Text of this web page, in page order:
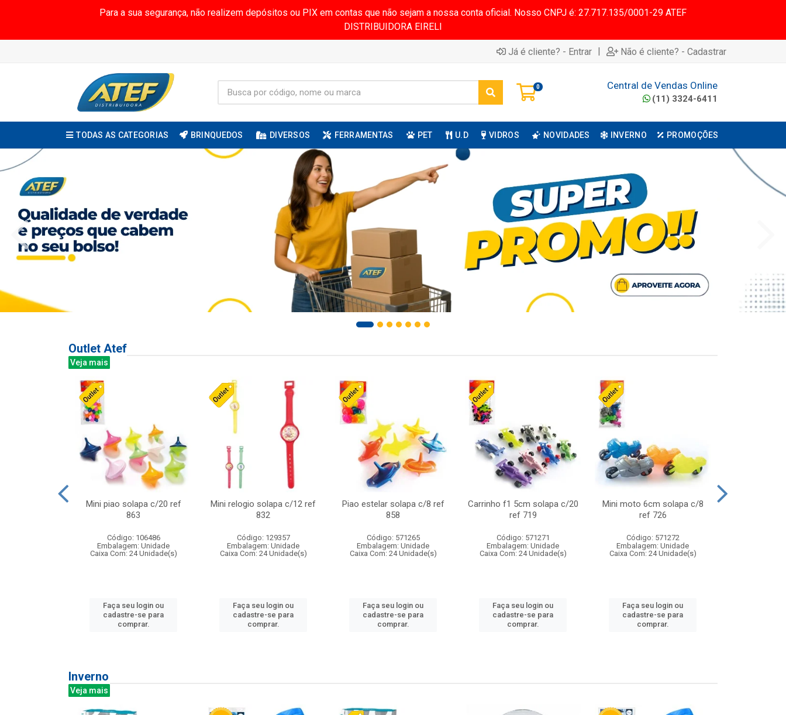
Para a sua segurança, não realizem depósitos ou PIX em contas que não sejam a nossa conta oficial. Nosso CNPJ é: 27.717.135/0001-29 ATEF
DISTRIBUIDORA EIRELI
Já é cliente? - Entrar | Não é cliente? - Cadastrar
0 Central de Vendas Online
(11) 3324-6411
TODAS AS CATEGORIAS BRINQUEDOS DIVERSOS FERRAMENTAS PET U.D VIDROS NOVIDADES INVERNO PROMOÇÕES
Outlet Atef
Veja mais
Mini piao solapa c/20 ref
863
Código: 106486
Embalagem: Unidade
Caixa Com: 24 Unidade(s)
Faça seu login ou
cadastre-se para
comprar.
Mini relogio solapa c/12 ref
832
Código: 129357
Embalagem: Unidade
Caixa Com: 24 Unidade(s)
Faça seu login ou
cadastre-se para
comprar.
Piao estelar solapa c/8 ref
858
Código: 571265
Embalagem: Unidade
Caixa Com: 24 Unidade(s)
Faça seu login ou
cadastre-se para
comprar.
Carrinho f1 5cm solapa c/20
ref 719
Código: 571271
Embalagem: Unidade
Caixa Com: 24 Unidade(s)
Faça seu login ou
cadastre-se para
comprar.
Mini moto 6cm solapa c/8
ref 726
Código: 571272
Embalagem: Unidade
Caixa Com: 24 Unidade(s)
Faça seu login ou
cadastre-se para
comprar.
Inverno
Veja mais